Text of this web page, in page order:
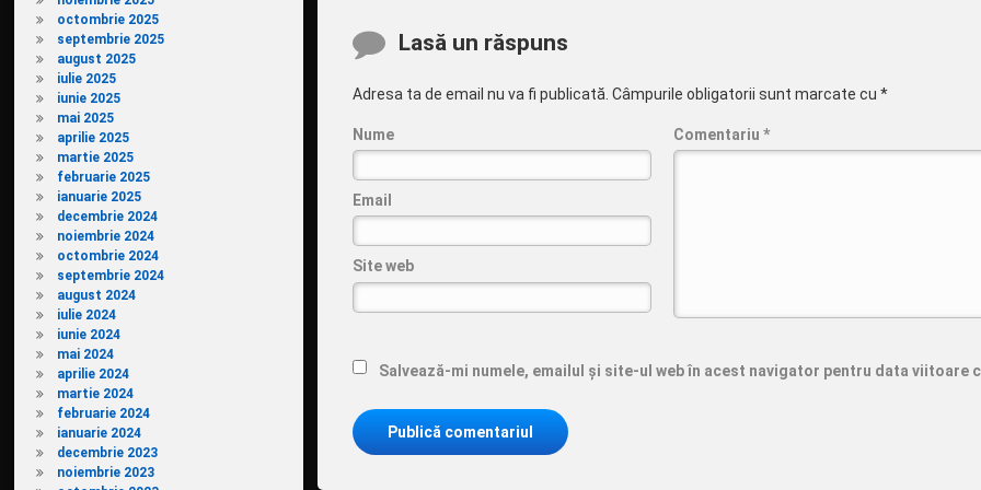
Comentarii
Lasă un răspuns
Adresa ta de email nu va fi publicată. Câmpurile obligatorii sunt marcate cu*
Comentariu *
Nume
Email
Site web
Salvează-mi numele, emailul și site-ul web în acest navigator pentru data viitoare
octombrie 2025
septembrie 2025
august 2025
iulie 2025
iunie 2025
mai 2025
aprilie 2025
martie 2025
februarie 2025
ianuarie 2025
decembrie 2024
noiembrie 2024
octombrie 2024
septembrie 2024
august 2024
iulie 2024
iunie 2024
mai 2024
aprilie 2024
martie 2024
februarie 2024
ianuarie 2024
decembrie 2023
noiembrie 2023